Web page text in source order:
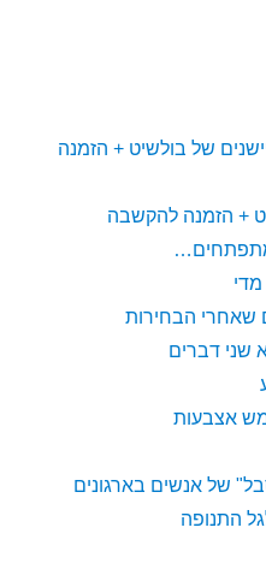
של בולשיט + הזמנה
+ הזמנה להקשבה
שאחרי הבחירות
שני דברים
אצבעות
של אנשים בארגונים
התנופה